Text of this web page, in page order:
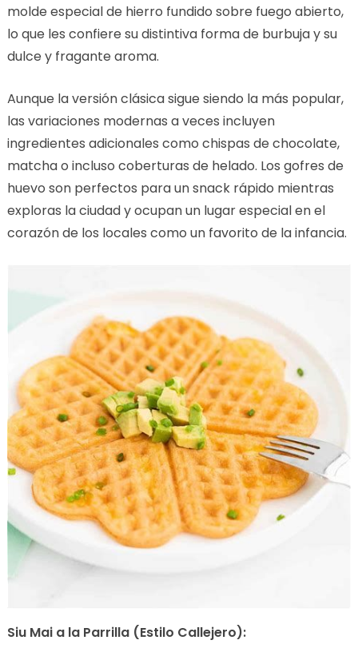
molde especial de hierro fundido sobre fuego abierto,
lo que les confiere su distintiva forma de burbuja y su
dulce y fragante aroma.
Aunque la versión clásica sigue siendo la más popular,
las variaciones modernas a veces incluyen
ingredientes adicionales como chispas de chocolate,
matcha o incluso coberturas de helado. Los gofres de
huevo son perfectos para un snack rápido mientras
exploras la ciudad y ocupan un lugar especial en el
corazón de los locales como un favorito de la infancia.
Siu Mai a la Parrilla (Estilo Callejero):